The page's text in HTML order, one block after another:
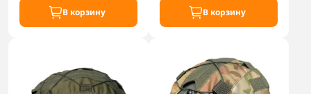
В корзину В корзину